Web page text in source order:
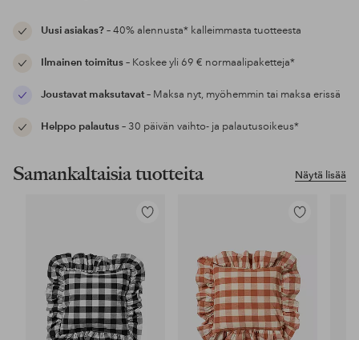
Uusi asiakas?– 40% alennusta* kalleimmasta tuotteesta
Ilmainen toimitus– Koskee yli 69 € normaalipaketteja*
Joustavat maksutavat– Maksa nyt, myöhemmin tai maksa erissä
Helppo palautus– 30 päivän vaihto- ja palautusoikeus*
Näytä lisää
Samankaltaisia tuotteita
Lisää
Lisää